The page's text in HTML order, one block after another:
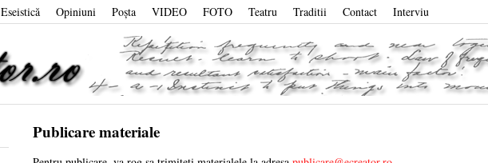
Eseistică Opiniuni Poşta VIDEO FOTO Teatru Traditii Contact Interviu
Publicare materiale